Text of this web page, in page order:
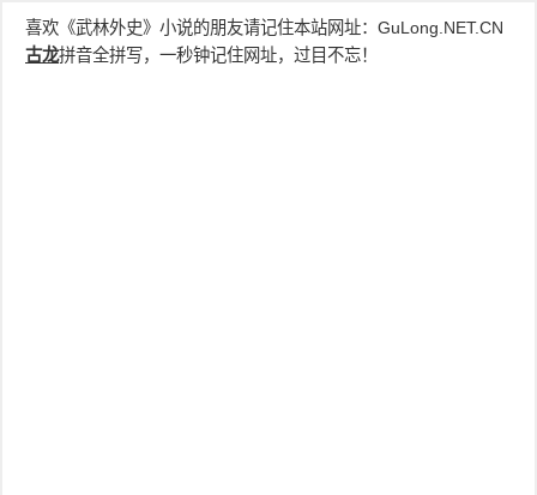
喜欢《武林外史》小说的朋友请记住本站网址： GuLong.NET.CN
古龙拼音全拼写，一秒钟记住网址，过目不忘！